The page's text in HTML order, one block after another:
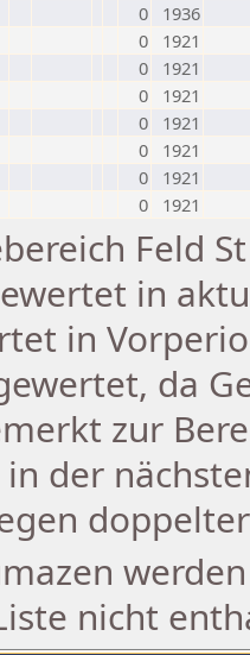
0
1936
0
1921
0
1921
0
1921
0
1921
0
1921
0
1921
0 1921
Feld
in
in
da
zur
der
nicht